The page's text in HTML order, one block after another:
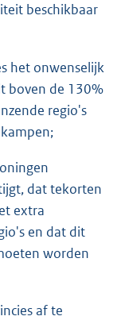
beschikbaar
het onwenselijk
boven de 130%
regio's
dat tekorten
extra
en dat dit
worden
af te